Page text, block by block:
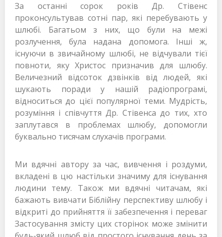
За останні сорок років Др. Стівенс
проконсультував сотні пар, які перебувають у
шлюбі. Багатьом з них, що були на межі
розлучення, була надана допомога. Інші ж,
існуючи в звичайному шлюбі, не відчували тієї
повноти, яку Христос призначив для шлюбу.
Величезний відсоток дзвінків від людей, які
шукають поради у нашій радіопрограмі,
відноситься до цієї популярної теми. Мудрість,
розуміння і співчуття Др. Стівенса до тих, хто
заплутався в проблемах шлюбу, допомогли
буквально тисячам слухачів програми.
Ми вдячні автору за час, вивчення і роздуми,
вкладені в цю настільки значиму для існування
людини тему. Також ми вдячні читачам, які
бажають вивчати Біблійну перспективу шлюбу і
відкриті до прийняття її забезпечення і переваг
Застосування змісту цих сторінок може змінити